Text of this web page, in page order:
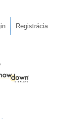
Registrácia